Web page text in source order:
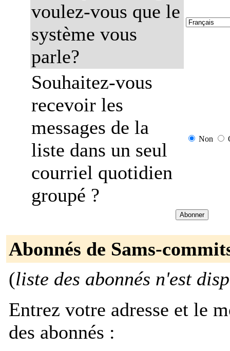
voulez-vous que le
système vous
parle?
Souhaitez-vous
recevoir les
messages de la
liste dans un seul
courriel quotidien
groupé ?
Non
Abonnés de Sams-
(liste des abonnés n'est
Entrez votre adresse et le
des abonnés :